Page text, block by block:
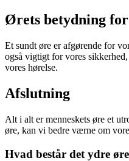
Ørets betydning
Et sundt øre er afgørende for
også vigtigt for vores
vores hørelse.
Afslutning
Alt i alt er menneskets øre et
øre, kan vi bedre værne om
Hvad består det ydre